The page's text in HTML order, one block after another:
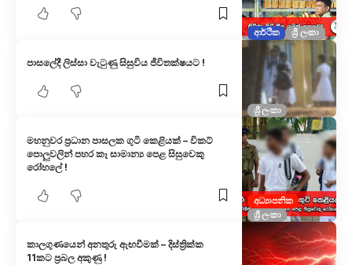
ආර්ථික ශ්‍රී ලංකා
ශ්‍රී ලංකා
පාසලේදී ලිස්සා වැටුණු සිසුවිය ජීවිතක්ෂයට !
අධ්‍යාපනික
ශ්‍රී ලංකා
මහනුවර ප්‍රධාන පාසලක ගුටි කෙළියක් – විකට්
පොලුවලින් පහර කෑ සාමාන්‍ය පෙළ සිසුවෙකු
රෝහලේ !
කාලගුණයෙන් අනතුරු ඇඟවීමක් – දිස්ත්‍රික්ක
11කට ප්‍රබල අකුණු !